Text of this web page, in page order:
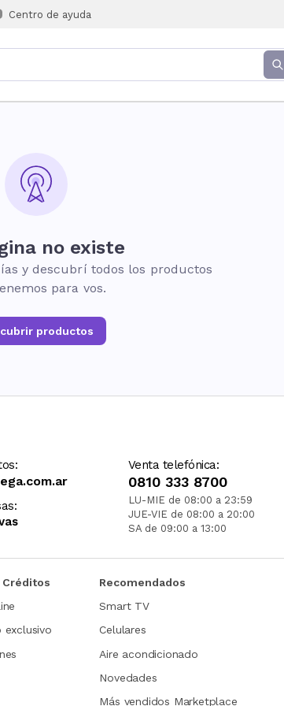
Centro de ayuda
no existe
y descubrí todos los productos
para vos.
productos
Venta telefónica:
0810 333 8700
LU-MIE de 08:00 a 23:59
JUE-VIE de 08:00 a 20:00
SA de 09:00 a 13:00
Créditos
exclusivo
Recomendados
Smart TV
Celulares
Aire acondicionado
Novedades
Más vendidos Marketplace